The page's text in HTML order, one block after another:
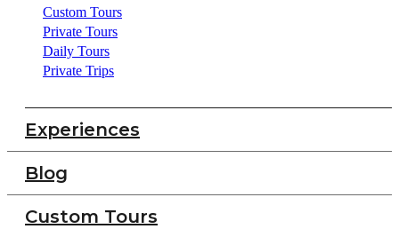
Custom Tours
Private Tours
Daily Tours
Private Trips
Experiences
Blog
Custom Tours